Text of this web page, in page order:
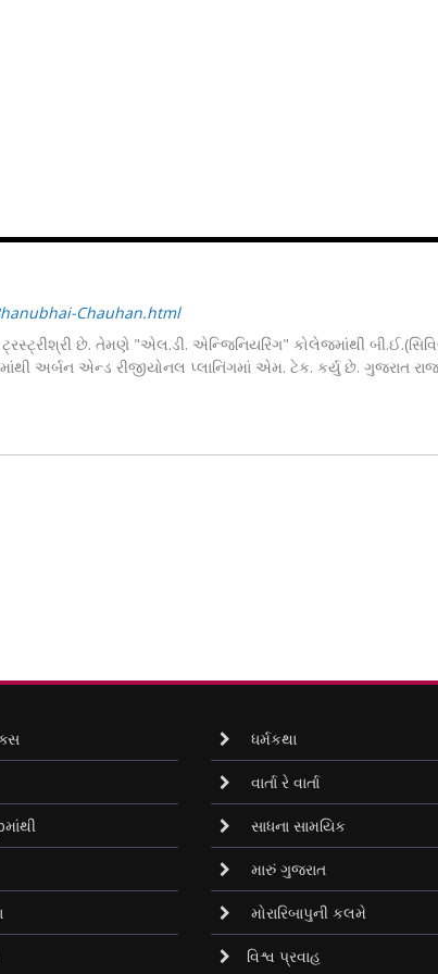
Chauhan.html
ટ્રસ્ટ્રીશ્રી છે. તેમણે "એલ.ડી. એન્જિનિયરિંગ" કોલેજમાંથી
અર્બન એન્ડ રીજીયોનલ પ્લાનિંગમાં એમ. ટેક. કર્યુ છે. ગુજરાત
ધર્મકથા
વાર્તા રે વાર્તા
સાધના સામયિક
મારું ગુજરાત
મોરારિબાપુની કલમે
વિશ્વ પ્રવાહ